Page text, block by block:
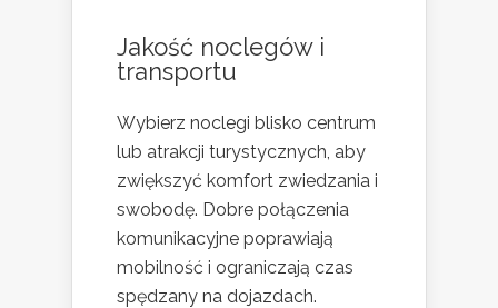
Jakość noclegów i
transportu
Wybierz noclegi blisko centrum
lub atrakcji turystycznych, aby
zwiększyć komfort zwiedzania i
swobodę. Dobre połączenia
komunikacyjne poprawiają
mobilność i ograniczają czas
spędzany na dojazdach.